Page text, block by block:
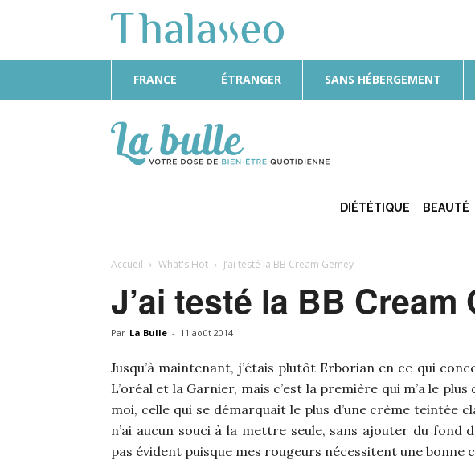
FRANCE ÉTRANGER SANS HÉBERGEMENT
Bulle
DIÉTÉTIQUE BEAUTÉ
Accueil What's Hot J’ai testé la BB Cream Gemey
J’ai testé la BB Cream
Par La Bulle - 11 août 2014
Jusqu’à maintenant, j’étais plutôt Erborian en ce qui
L’oréal et la Garnier, mais c’est la première qui m’a le
moi, celle qui se démarquait le plus d’une crème teintée
n’ai aucun souci à la mettre seule, sans ajouter du fond
pas évident puisque mes rougeurs nécessitent une bonne